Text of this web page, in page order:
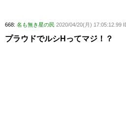
668: 名も無き星の民 2020/04/20(月) 17:05:12.99
プラウドでルシHってマジ！？